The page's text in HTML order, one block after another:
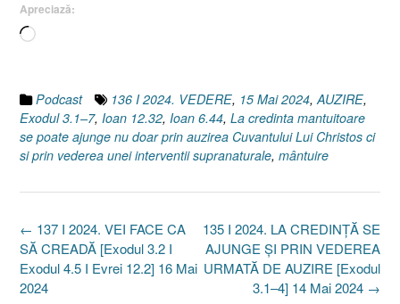
Apreciază:
Încarc...
Podcast 136 I 2024. VEDERE, 15 Mai 2024,AUZIRE,
Exodul 3.1–7, Ioan 12.32, Ioan 6.44, La credinta mantuitoare
se poate ajunge nu doar prin auzirea Cuvantului Lui Christos ci
si prin vederea unei interventii supranaturale, mântuire
Post
navigation
135 I 2024. LA CREDINȚĂ SE
AJUNGE ȘI PRIN VEDEREA
URMATĂ DE AUZIRE [Exodul
3.1–4] 14 Mai 2024 →
← 137 I 2024. VEI FACE CA
SĂ CREADĂ [Exodul 3.2 I
Exodul 4.5 I Evrei 12.2] 16 Mai
2024